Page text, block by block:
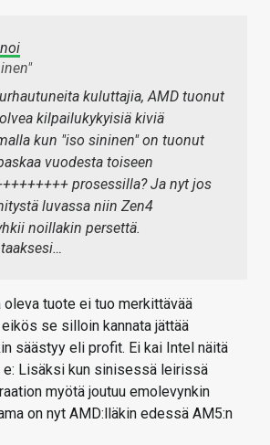
kuluttajia, AMD tuonut
kilpailukykyisiä kiviä
kun "iso sininen" on tuonut
vuodesta toiseen
prosessilla? Ja nyt jos
luvassa niin Zen4
noillakin persettä.
oleva tuote ei tuo merkittävää
se silloin kannata jättää
säästyy eli profit. Ei kai Intel näitä
e: Lisäksi kun sinisessä leirissä
myötä joutuu emolevynkin
on nyt AMD:lläkin edessä AM5:n